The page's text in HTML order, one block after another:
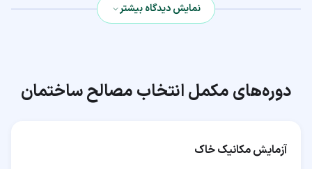
نمایش دیدگاه بیشتر
دوره‌های مکملانتخاب مصالح ساختمان
آزمایش مکانیک خاک